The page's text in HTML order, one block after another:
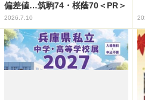
偏差値…筑駒74・桜蔭70＜PR＞
2026.7.10